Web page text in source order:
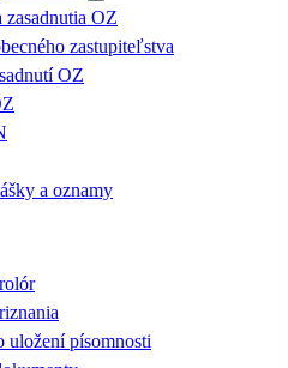
zasadnutia OZ
zastupiteľstva
OZ
a oznamy
uložení písomnosti